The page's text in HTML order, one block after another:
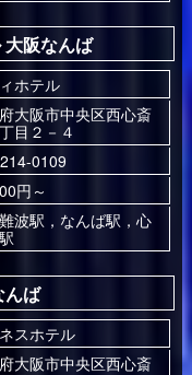
阪なんば
ホテル
大阪市中央区西心斎
目２－４
0109
円～
波駅，なんば駅，心
んば
スホテル
大阪市中央区西心斎